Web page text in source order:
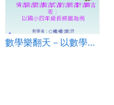
數學樂翻天－以數學遊戲融入國小生活化統計圖表為例